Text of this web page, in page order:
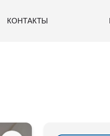
КОНТАКТЫ